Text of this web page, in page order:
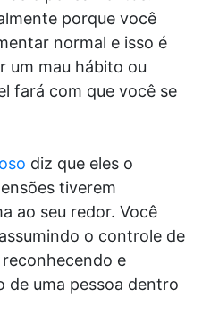
porque você
normal e isso é
um mau hábito ou
fará com que você se
diz que eles o
tiverem
ao seu redor. Você
o controle de
e
de uma pessoa dentro